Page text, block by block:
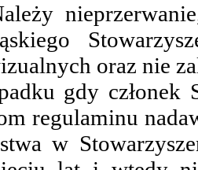
oraz nie
gdy członek
regulaminu
w